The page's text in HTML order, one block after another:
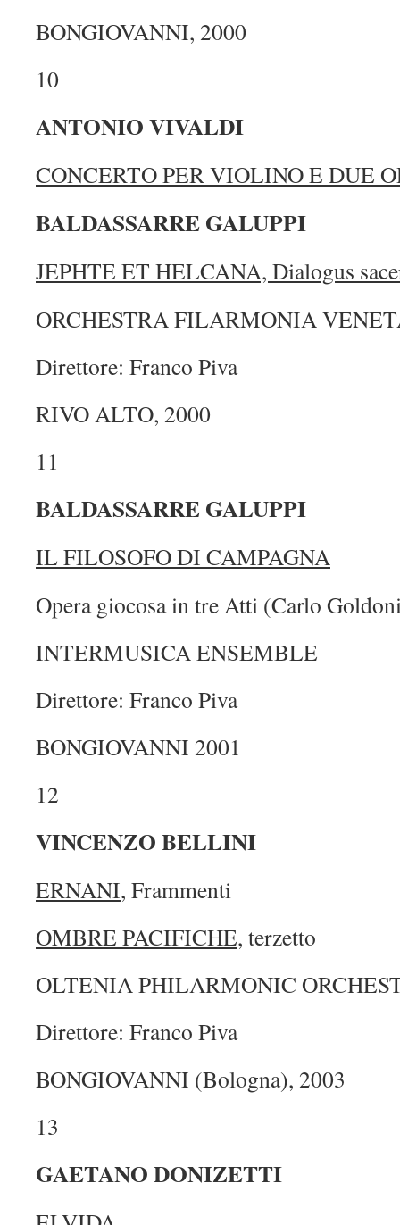
BONGIOVANNI, 2000
10
ANTONIO VIVALDI
CONCERTO PER VIOLINO E DUE
BALDASSARRE GALUPPI
JEPHTE ET HELCANA, Dialogus
ORCHESTRA FILARMONIA
Direttore: Franco Piva
RIVO ALTO, 2000
11
BALDASSARRE GALUPPI
IL FILOSOFO DI CAMPAGNA
Opera giocosa in tre Atti (Carlo
INTERMUSICA ENSEMBLE
Direttore: Franco Piva
BONGIOVANNI 2001
12
VINCENZO BELLINI
ERNANI, Frammenti
OMBRE PACIFICHE, terzetto
OLTENIA PHILARMONIC
Direttore: Franco Piva
BONGIOVANNI (Bologna), 2003
13
GAETANO DONIZETTI